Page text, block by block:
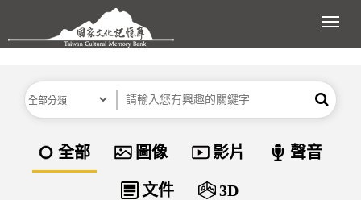
跳到主要內容區塊
展
分類 關鍵字 搜尋
資料類型
全部 圖像 影片 聲音
文件 3D